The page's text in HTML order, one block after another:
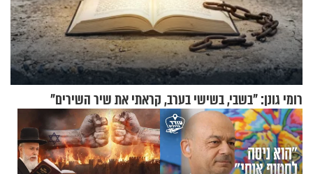
רומי גונן: "בשבי, בשישי בערב, קראתי את שיר השירים"